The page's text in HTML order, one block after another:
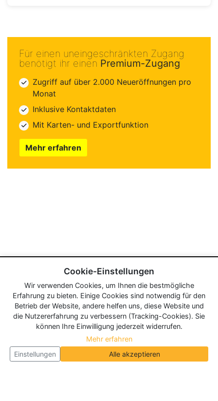
Für einen uneingeschränkten Zugang
benötigt ihr einen Premium-Zugang
Zugriff auf über 2.000 Neueröffnungen pro
Monat
Inklusive Kontaktdaten
Mit Karten- und Exportfunktion
Mehr erfahren
Cookie-Einstellungen
Wir verwenden Cookies, um Ihnen die bestmögliche
Erfahrung zu bieten. Einige Cookies sind notwendig für den
Betrieb der Website, andere helfen uns, diese Website und
die Nutzererfahrung zu verbessern (Tracking-Cookies). Sie
können Ihre Einwilligung jederzeit widerrufen.
Mehr erfahren
Einstellungen
Alle akzeptieren